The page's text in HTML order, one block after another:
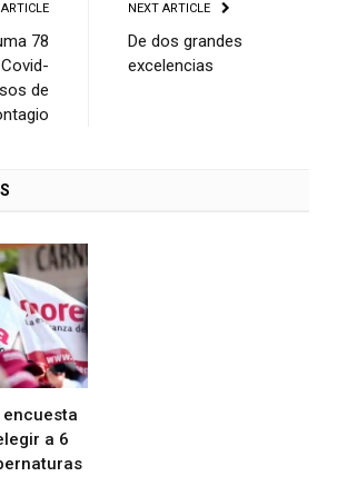
78
de
NEXT ARTICLE
De dos grandes
excelencias
a 6